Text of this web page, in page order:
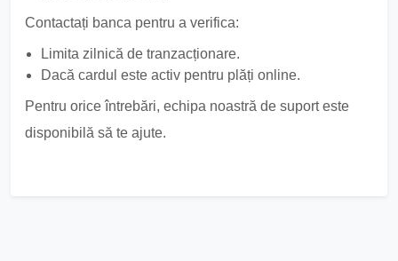
Contactați banca pentru a verifica:
Limita zilnică de tranzacționare.
Dacă cardul este activ pentru plăți online.
Pentru orice întrebări, echipa noastră de suport este
disponibilă să te ajute.